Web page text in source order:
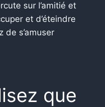
sur l’amitié et
et d’éteindre
de s’amuser
que